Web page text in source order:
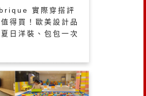
實際穿搭評
得買！歐美設計品
日洋裝、包包一次